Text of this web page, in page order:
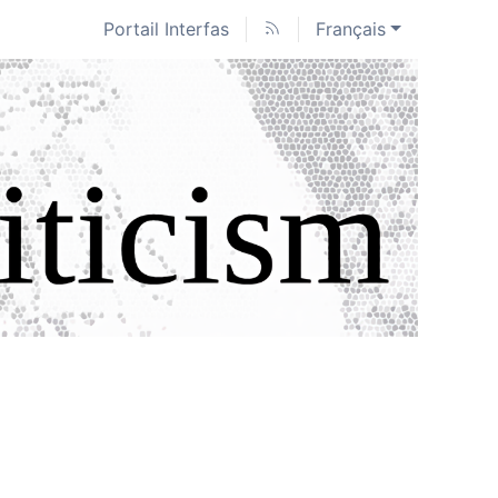
Portail Interfas Français